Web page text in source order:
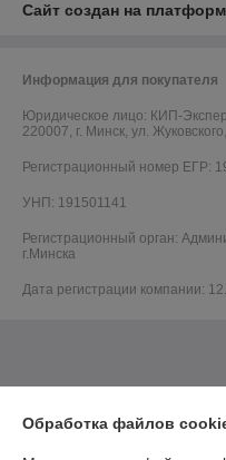
Сайт создан на
Информация для покупателя
Юридическое лицо: КИП-
220007, г. Минск, ул.
Регистрационный номер ЕГР:
УНП: 191501141
Регистрационный орган:
г.Минска
Дата регистрации компании:
Обработка файлов